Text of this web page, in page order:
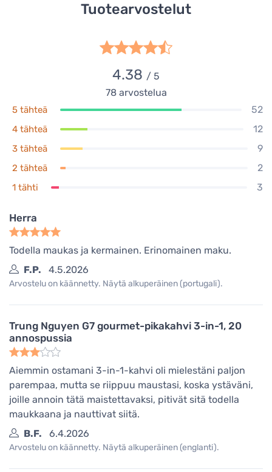
Tuotearvostelut
4.38 / 5
78arvostelua
5 tähteä 52
4 tähteä 12
3 tähteä 9
2 tähteä 2
1 tähti 3
Herra
Todella maukas ja kermainen. Erinomainen maku.
F.P.
4.5.2026
Arvostelu on käännetty. Näytä alkuperäinen (portugali).
Trung Nguyen G7 gourmet-pikakahvi 3-in-1, 20
annospussia
Aiemmin ostamani 3-in-1-kahvi oli mielestäni paljon
parempaa, mutta se riippuu maustasi, koska ystäväni,
joille annoin tätä maistettavaksi, pitivät sitä todella
maukkaana ja nauttivat siitä.
B.F.
6.4.2026
Arvostelu on käännetty. Näytä alkuperäinen (englanti).